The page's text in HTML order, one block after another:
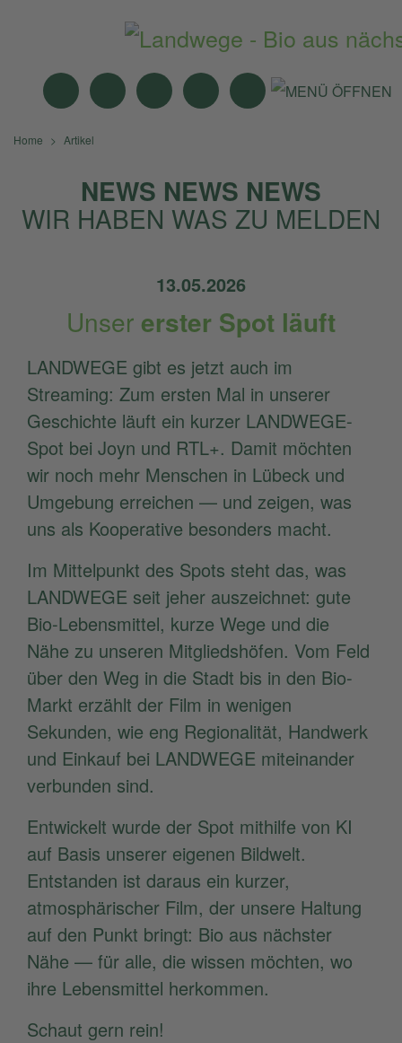
MITTAGSTISCH
ANGEBOTEBIO-MÄRKTE
NEWS SUCHE
Home Artikel
NEWS NEWS NEWS
WIR HABEN WAS ZU MELDEN
13.05.2026
Unser erster Spot läuft
LANDWEGE gibt es jetzt auch im
Streaming: Zum ersten Mal in unserer
Geschichte läuft ein kurzer LANDWEGE-
Spot bei Joyn und RTL+. Damit möchten
wir noch mehr Menschen in Lübeck und
Umgebung erreichen — und zeigen, was
uns als Kooperative besonders macht.
Im Mittelpunkt des Spots steht das, was
LANDWEGE seit jeher auszeichnet: gute
Bio-Lebensmittel, kurze Wege und die
Nähe zu unseren Mitgliedshöfen. Vom Feld
über den Weg in die Stadt bis in den Bio-
Markt erzählt der Film in wenigen
Sekunden, wie eng Regionalität, Handwerk
und Einkauf bei LANDWEGE miteinander
verbunden sind.
Entwickelt wurde der Spot mithilfe von KI
auf Basis unserer eigenen Bildwelt.
Entstanden ist daraus ein kurzer,
atmosphärischer Film, der unsere Haltung
auf den Punkt bringt: Bio aus nächster
Nähe — für alle, die wissen möchten, wo
ihre Lebensmittel herkommen.
Schaut gern rein!